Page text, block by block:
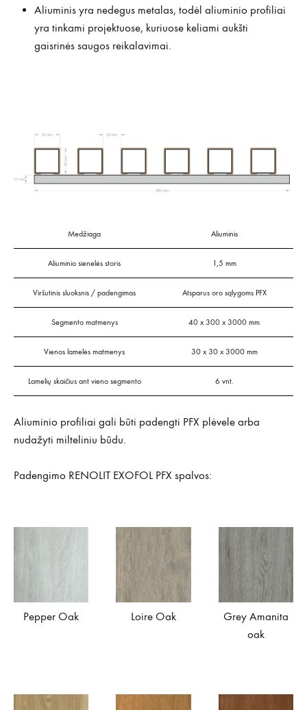
Aliuminis yra nedegus metalas, todėl aliuminio profiliai
yra tinkami projektuose, kuriuose keliami aukšti
gaisrinės saugos reikalavimai.
Medžiaga Aliuminis
Aliuminio sienelės storis 1,5 mm
Viršutinis sluoksnis / padengimas Atsparus oro sąlygoms PFX
Segmento matmenys 40 x 300 x 3000 mm
Vienos lamelės matmenys 30 x 30 x 3000 mm
Lamelių skaičius ant vieno segmento 6 vnt.
Aliuminio profiliai gali būti padengti PFX plėvele arba
nudažyti milteliniu būdu.
Padengimo RENOLIT EXOFOL PFX spalvos:
Pepper Oak Loire Oak
Grey Amanita
oak